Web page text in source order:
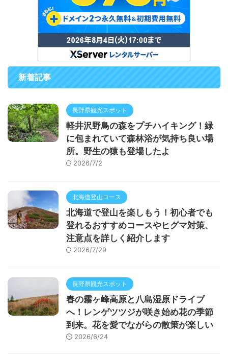
新着記事
長野県観光スポット
軽井沢野鳥の森をプチハイキング！緑
に包まれていて森林浴が気持ち良い場
所。野生の猿も登場したよ
2026/7/2
北海道登山コース
北海道で登山を楽しもう！初心者でも
登れるおすすめコースやヒグマ対策、
注意点を詳しく紹介します
2026/7/29
長野県観光スポット
春の霧ヶ峰高原と八島湿原ドライブ
へ！レンゲツツジが咲き始め花の季節
到来。花を愛でながらの散策が楽しい
2026/6/24